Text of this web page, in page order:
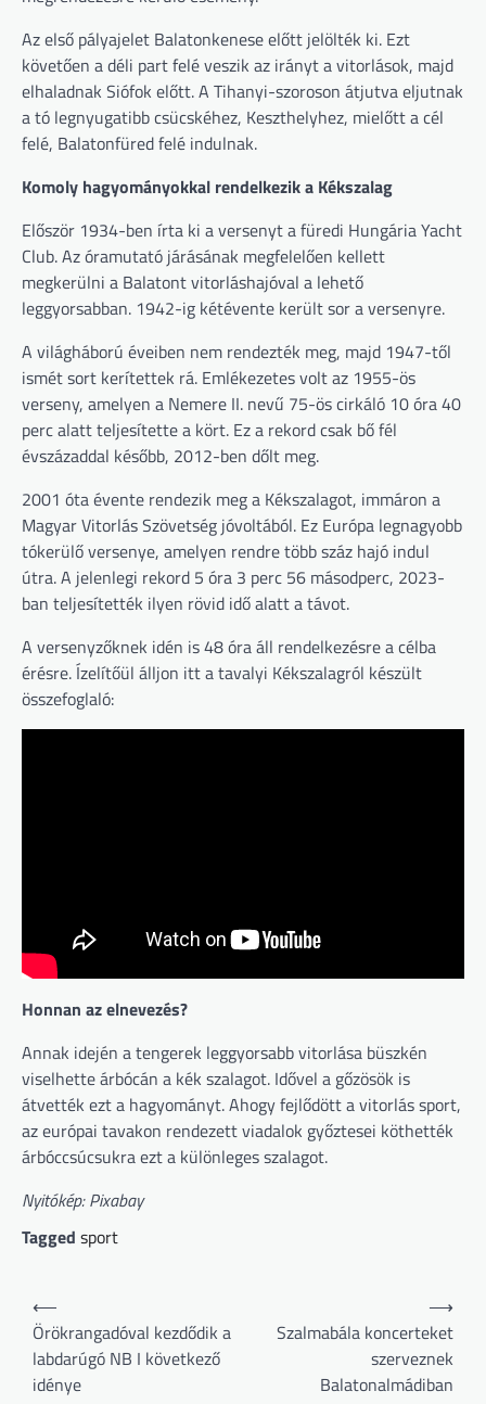
Az első pályajelet Balatonkenese előtt jelölték ki. Ezt
követően a déli part felé veszik az irányt a vitorlások, majd
elhaladnak Siófok előtt. A Tihanyi-szoroson átjutva eljutnak
a tó legnyugatibb csücskéhez, Keszthelyhez, mielőtt a cél
felé, Balatonfüred felé indulnak.
Komoly hagyományokkal rendelkezik a Kékszalag
Először 1934-ben írta ki a versenyt a füredi Hungária Yacht
Club. Az óramutató járásának megfelelően kellett
megkerülni a Balatont vitorláshajóval a lehető
leggyorsabban. 1942-ig kétévente került sor a versenyre.
A világháború éveiben nem rendezték meg, majd 1947-től
ismét sort kerítettek rá. Emlékezetes volt az 1955-ös
verseny, amelyen a Nemere II. nevű 75-ös cirkáló 10 óra 40
perc alatt teljesítette a kört. Ez a rekord csak bő fél
évszázaddal később, 2012-ben dőlt meg.
2001 óta évente rendezik meg a Kékszalagot, immáron a
Magyar Vitorlás Szövetség jóvoltából. Ez Európa legnagyobb
tókerülő versenye, amelyen rendre több száz hajó indul
útra. A jelenlegi rekord 5 óra 3 perc 56 másodperc, 2023-
ban teljesítették ilyen rövid idő alatt a távot.
A versenyzőknek idén is 48 óra áll rendelkezésre a célba
érésre. Ízelítőül álljon itt a tavalyi Kékszalagról készült
összefoglaló:
Honnan az elnevezés?
Annak idején a tengerek leggyorsabb vitorlása büszkén
viselhette árbócán a kék szalagot. Idővel a gőzösök is
átvették ezt a hagyományt. Ahogy fejlődött a vitorlás sport,
az európai tavakon rendezett viadalok győztesei köthették
árbóccsúcsukra ezt a különleges szalagot.
Nyitókép: Pixabay
Tagged sport
Bejegyzés
navigáció
⟵
Örökrangadóval kezdődik a
labdarúgó NB I következő
idénye
Szalmabála koncerteket
szerveznek
Balatonalmádiban
⟶